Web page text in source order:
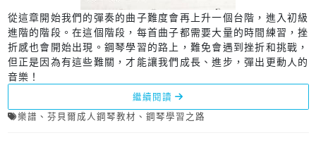
從這章開始我們的彈奏的曲子難度會再上升一個台階，進入初級
進階的階段。在這個階段，每首曲子都需要大量的時間練習，挫
折感也會開始出現。鋼琴學習的路上，難免會遇到挫折和挑戰，
但正是因為有這些難關，才能讓我們成長、進步，彈出更動人的
音樂！
繼續閱讀
樂譜 、 芬貝爾成人鋼琴教材 、 鋼琴學習之路